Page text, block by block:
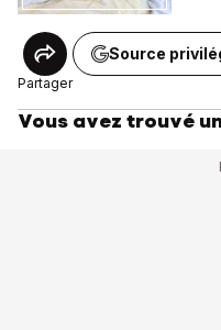
Partager
Source
Vous avez trouvé